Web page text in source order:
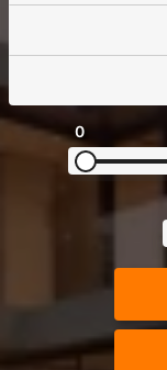
0